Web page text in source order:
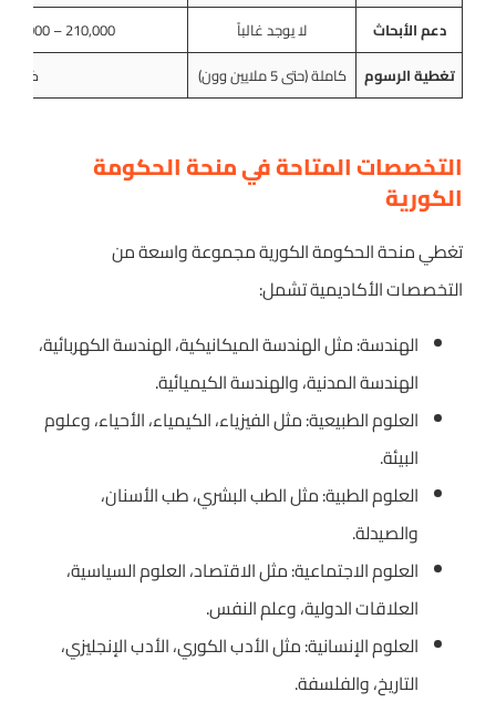
دعم الأبحاث
لا يوجد غالباً
210,000 – 240,000 وون (فصلياً)
تغطية الرسوم
كاملة (حتى 5 ملايين وون) كاملة
التخصصات المتاحة في منحة الحكومة
الكورية
تغطي منحة الحكومة الكورية مجموعة واسعة من
التخصصات الأكاديمية تشمل:
الهندسة: مثل الهندسة الميكانيكية، الهندسة الكهربائية،
الهندسة المدنية، والهندسة الكيميائية.
العلوم الطبيعية: مثل الفيزياء، الكيمياء، الأحياء، وعلوم
البيئة.
العلوم الطبية: مثل الطب البشري، طب الأسنان،
والصيدلة.
العلوم الاجتماعية: مثل الاقتصاد، العلوم السياسية،
العلاقات الدولية، وعلم النفس.
العلوم الإنسانية: مثل الأدب الكوري، الأدب الإنجليزي،
التاريخ، والفلسفة.